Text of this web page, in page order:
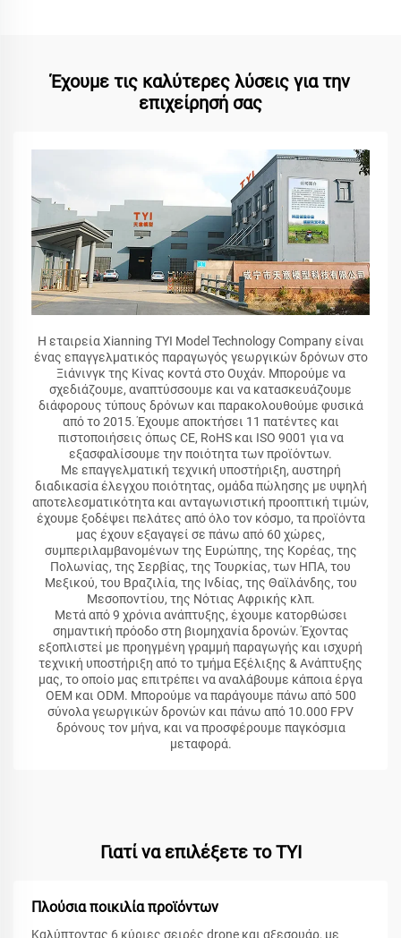
Έχουμε τις καλύτερες λύσεις για την
επιχείρησή σας
Η εταιρεία Xianning TYI Model Technology Company είναι
ένας επαγγελματικός παραγωγός γεωργικών δρόνων στο
Ξιάνινγκ της Κίνας κοντά στο Ουχάν. Μπορούμε να
σχεδιάζουμε, αναπτύσσουμε και να κατασκευάζουμε
διάφορους τύπους δρόνων και παρακολουθούμε φυσικά
από το 2015. Έχουμε αποκτήσει 11 πατέντες και
πιστοποιήσεις όπως CE, RoHS και ISO 9001 για να
εξασφαλίσουμε την ποιότητα των προϊόντων.
Με επαγγελματική τεχνική υποστήριξη, αυστηρή
διαδικασία έλεγχου ποιότητας, ομάδα πώλησης με υψηλή
αποτελεσματικότητα και ανταγωνιστική προοπτική τιμών,
έχουμε ξοδέψει πελάτες από όλο τον κόσμο, τα προϊόντα
μας έχουν εξαγαγεί σε πάνω από 60 χώρες,
συμπεριλαμβανομένων της Ευρώπης, της Κορέας, της
Πολωνίας, της Σερβίας, της Τουρκίας, των ΗΠΑ, του
Μεξικού, του Βραζιλία, της Ινδίας, της Θαϊλάνδης, του
Μεσοποντίου, της Νότιας Αφρικής κλπ.
Μετά από 9 χρόνια ανάπτυξης, έχουμε κατορθώσει
σημαντική πρόοδο στη βιομηχανία δρονών. Έχοντας
εξοπλιστεί με προηγμένη γραμμή παραγωγής και ισχυρή
τεχνική υποστήριξη από το τμήμα Εξέλιξης & Ανάπτυξης
μας, το οποίο μας επιτρέπει να αναλάβουμε κάποια έργα
OEM και ODM. Μπορούμε να παράγουμε πάνω από 500
σύνολα γεωργικών δρονών και πάνω από 10.000 FPV
δρόνους τον μήνα, και να προσφέρουμε παγκόσμια
μεταφορά.
Γιατί να επιλέξετε το TYI
Πλούσια ποικιλία προϊόντων
Καλύπτοντας 6 κύριες σειρές drone και αξεσουάρ, με